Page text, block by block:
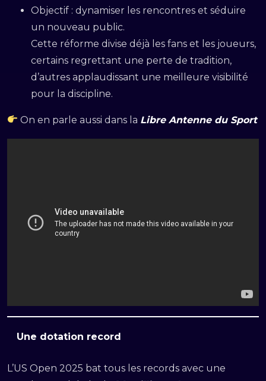
Objectif : dynamiser les rencontres et séduire
un nouveau public.
Cette réforme divise déjà les fans et les joueurs,
certains regrettant une perte de tradition,
d’autres applaudissant une meilleure visibilité
pour la discipline.
On en parle aussi dans la Libre Antenne du Sport
Une dotation record
L’US Open 2025 bat tous les records avec une